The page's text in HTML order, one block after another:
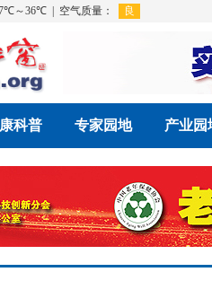
科普 专家园地 产业园